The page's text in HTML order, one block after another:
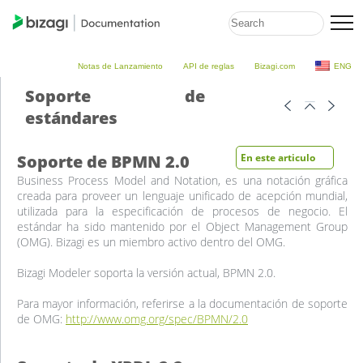
Notas de Lanzamiento API de reglas Bizagi.com ENG